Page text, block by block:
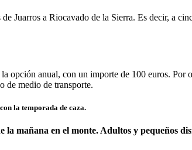
Juarros a Riocavado de la Sierra. Es decir, a
opción anual, con un importe de 100 euros.
de medio de transporte.
la temporada de caza.
mañana en el monte. Adultos y pequeños